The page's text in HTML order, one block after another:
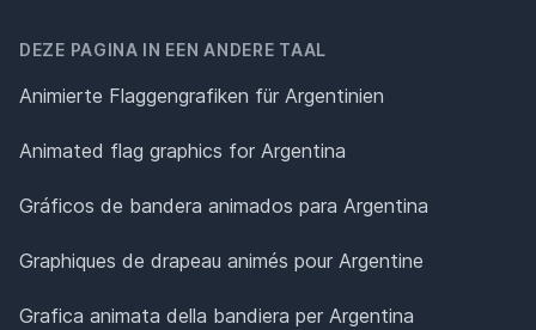
DEZE PAGINA IN EEN ANDERE TAAL
Animierte Flaggengrafiken für Argentinien
Animated flag graphics for Argentina
Gráficos de bandera animados para Argentina
Graphiques de drapeau animés pour Argentine
Grafica animata della bandiera per Argentina